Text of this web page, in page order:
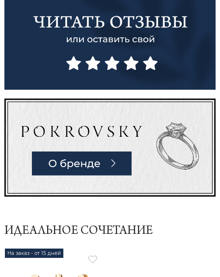
ИДЕАЛЬНОЕ СОЧЕТАНИЕ
На заказ - от 15 дней